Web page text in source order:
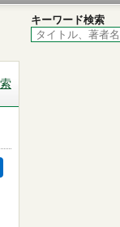
キーワード検索